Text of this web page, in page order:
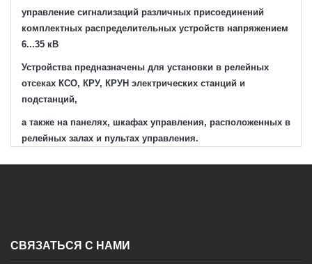
управление сигнализаций различных присоединений
комплектных распределительных устройств напряжением
6...35 кВ
Устройства предназначены для установки в релейных
отсеках КСО, КРУ, КРУН электрических станций и
подстанций,
а также на панелях, шкафах управления, расположенных в
релейных залах и пультах управления.
VIP-400 и VIP-410 для КРУ RME.
СВЯЗАТЬСЯ С НАМИ